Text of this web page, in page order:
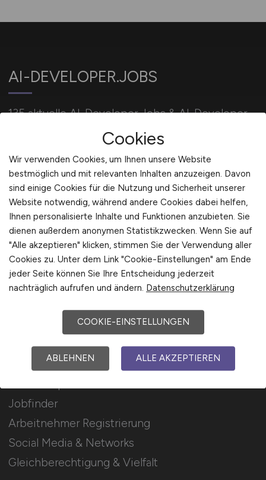
AI-DEVELOPER.JOBS
135 aktuelle AI-Developer Jobs & AI-Developer
Stellenangebote / KI-Entwickler Jobs
Für Arbeitnehmer
Jobfinder
Arbeitnehmer Registrierung
Social Media & Networks
Gleichberechtigung & Vielfalt
Für Arbeitgeber
Stellenanzeigen schalten
Mediadaten & Konditionen
Arbeitgeber Seite
Arbeitgeber Kontakt
Karrierenetzwerk
Cookies
Wir verwenden Cookies, um Ihnen unsere Website
bestmöglich und mit relevanten Inhalten anzuzeigen. Davon
sind einige Cookies für die Nutzung und Sicherheit unserer
Website notwendig, während andere Cookies dabei helfen,
Ihnen personalisierte Inhalte und Funktionen anzubieten. Sie
dienen außerdem anonymen Statistikzwecken. Wenn Sie auf
"Alle akzeptieren" klicken, stimmen Sie der Verwendung aller
Cookies zu. Unter dem Link "Cookie-Einstellungen" am Ende
jeder Seite können Sie Ihre Entscheidung jederzeit
nachträglich aufrufen und ändern. Datenschutzerklärung
COOKIE-EINSTELLUNGEN
ABLEHNEN ALLE AKZEPTIEREN